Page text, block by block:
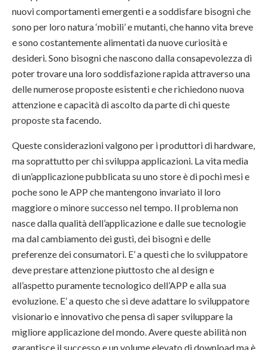
nuovi comportamenti emergenti e a soddisfare bisogni che
sono per loro natura ‘mobili’ e mutanti, che hanno vita breve
e sono costantemente alimentati da nuove curiosità e
desideri. Sono bisogni che nascono dalla consapevolezza di
poter trovare una loro soddisfazione rapida attraverso una
delle numerose proposte esistenti e che richiedono nuova
attenzione e capacità di ascolto da parte di chi queste
proposte sta facendo.
Queste considerazioni valgono per i produttori di hardware,
ma soprattutto per chi sviluppa applicazioni. La vita media
di un’applicazione pubblicata su uno store è di pochi mesi e
poche sono le APP che mantengono invariato il loro
maggiore o minore successo nel tempo. Il problema non
nasce dalla qualità dell’applicazione e dalle sue tecnologie
ma dal cambiamento dei gusti, dei bisogni e delle
preferenze dei consumatori. E’ a questi che lo sviluppatore
deve prestare attenzione piuttosto che al design e
all’aspetto puramente tecnologico dell’APP e alla sua
evoluzione. E’ a questo che si deve adattare lo sviluppatore
visionario e innovativo che pensa di saper sviluppare la
migliore applicazione del mondo. Avere queste abilità non
garantisce il successo e un volume elevato di download ma è